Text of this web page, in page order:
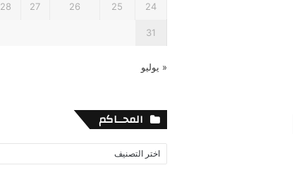
24
25
26
27
28
31
« يوليو
المحــاكم
المحــاكم